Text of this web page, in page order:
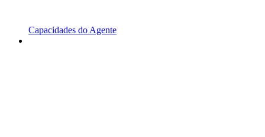
Capacidades do Agente